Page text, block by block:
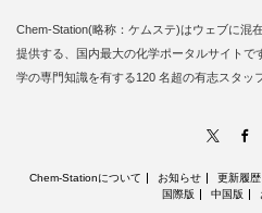
Chem-Station(略称：ケムステ)はウェブに混
提供する、国内最大の化学ポータルサイトで
学の専門知識を有する120 名超の有志スタッ
Chem-Stationについて お知らせ 更新履歴
国際版
中国版